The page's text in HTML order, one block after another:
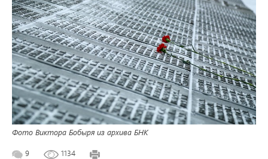
Фото Виктора Бобыря из архива БНК
9 1134